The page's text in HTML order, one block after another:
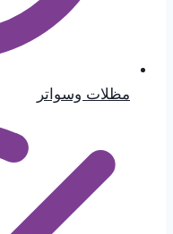
مظلات وسواتر